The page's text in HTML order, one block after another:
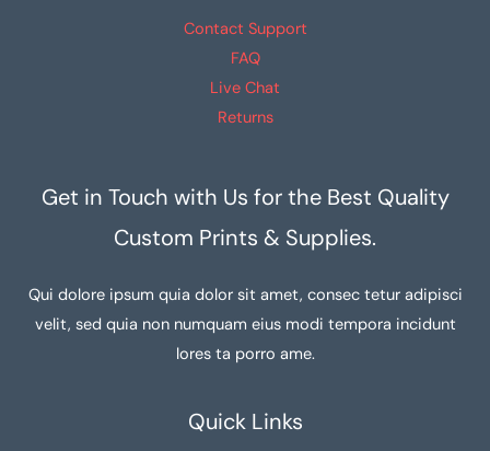
Contact Support
FAQ
Live Chat
Returns
Get in Touch with Us for the Best Quality
Custom Prints & Supplies.
Qui dolore ipsum quia dolor sit amet, consec tetur adipisci
velit, sed quia non numquam eius modi tempora incidunt
lores ta porro ame.
Quick Links